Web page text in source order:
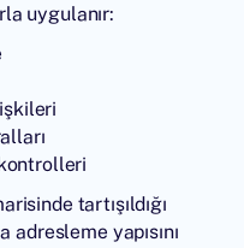
uygulanır:
tartışıldığı
yapısını